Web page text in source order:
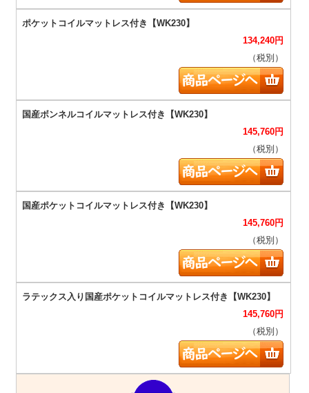
134,240円
（税別）
145,760円
（税別）
145,760円
（税別）
145,760円
（税別）